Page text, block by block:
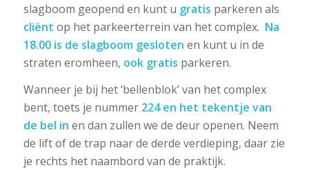
slagboom geopend en kunt u gratis parkeren als
cliënt op het parkeerterrein van het complex. Na
18.00 is de slagboom gesloten en kunt u in de
straten eromheen, ook gratis parkeren.
Wanneer je bij het ‘bellenblok’ van het complex
bent, toets je nummer 224 en het tekentje van
de bel in en dan zullen we de deur openen. Neem
de lift of de trap naar de derde verdieping, daar zie
je rechts het naambord van de praktijk.